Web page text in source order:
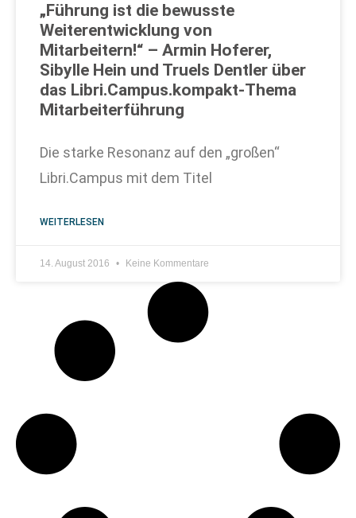
„Führung ist die bewusste
Weiterentwicklung von
Mitarbeitern!“ – Armin Hoferer,
Sibylle Hein und Truels Dentler über
das Libri.Campus.kompakt-Thema
Mitarbeiterführung
Die starke Resonanz auf den „großen“
Libri.Campus mit dem Titel
WEITERLESEN
14. August 2016 Keine Kommentare